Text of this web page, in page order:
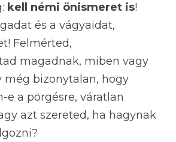
kell némi önismeret is!
és a vágyaidat,
Felmérted,
magadnak, miben vagy
még bizonytalan, hogy
e a pörgésre, váratlan
azt szereted, ha hagynak